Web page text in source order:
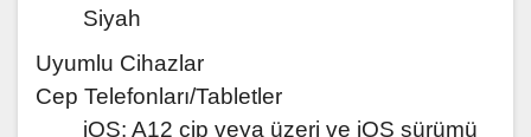
Siyah
Uyumlu Cihazlar
Cep Telefonları/Tabletler
iOS: A12 çip veya üzeri ve iOS sürümü